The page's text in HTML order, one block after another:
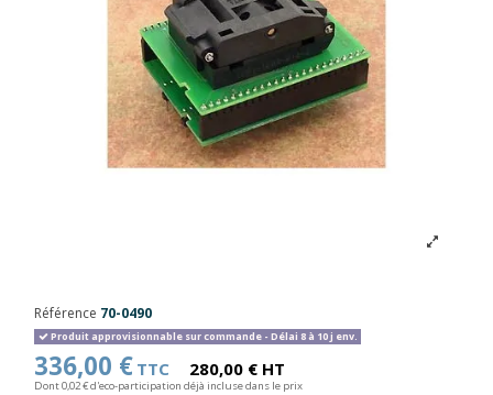
Référence 70-0490
Produit approvisionnable sur commande - Délai 8 à 10 j env.
336,00 € TTC 280,00 € HT
Dont 0,02 € d'eco-participation déjà incluse dans le prix